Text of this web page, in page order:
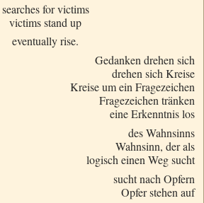
searches for victims
victims stand up
eventually rise.
Gedanken drehen sich
drehen sich Kreise
Kreise um ein Fragezeichen
Fragezeichen tränken
eine Erkenntnis los
des Wahnsinns
Wahnsinn, der als
logisch einen Weg sucht
sucht nach Opfern
Opfer stehen auf